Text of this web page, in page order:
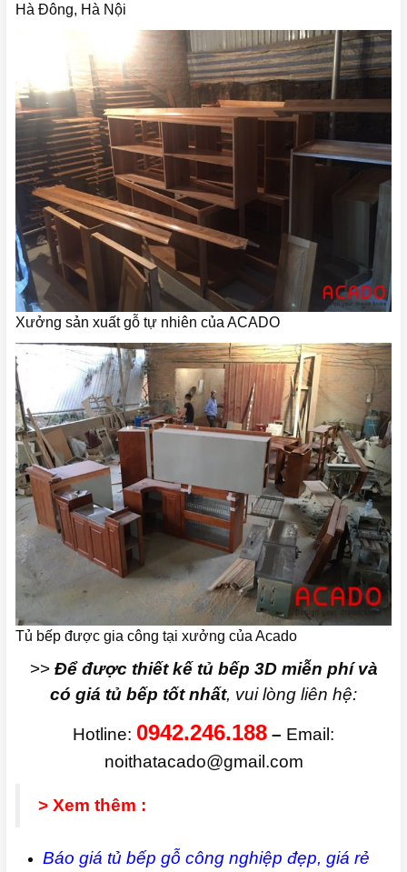
Hà Đông, Hà Nội
Xưởng sản xuất gỗ tự nhiên của ACADO
Tủ bếp được gia công tại xưởng của Acado
>>Để được thiết kế tủ bếp 3D miễn phí và
có giá tủ bếp tốt nhất, vui lòng liên hệ:
Hotline: 0942.246.188 – Email:
noithatacado@gmail.com
> Xem thêm :
Báo giá tủ bếp gỗ công nghiệp đẹp, giá rẻ